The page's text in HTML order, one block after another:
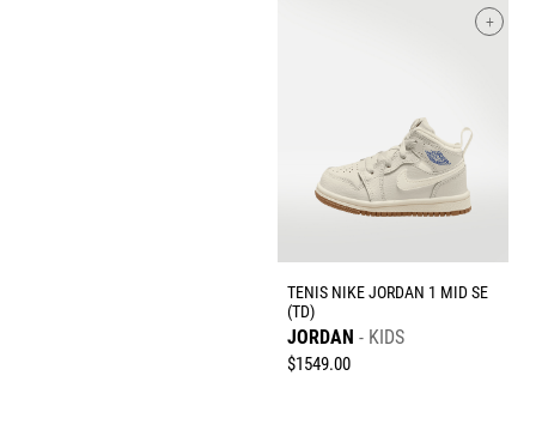
+
TENIS NIKE JORDAN 1 MID SE
(TD)
JORDAN KIDS
$1549.00